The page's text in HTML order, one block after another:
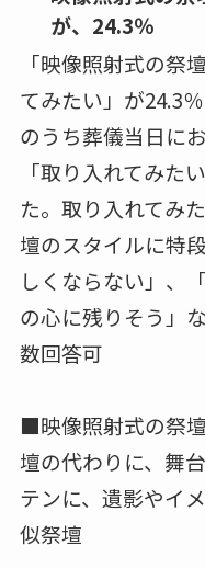
ロボット導師に
ある」が、95％
「ロボット導師に
て、「抵抗がある
る」理由の1位は
54％、2位は「実
るから」で43.9％
理的で低コストだ
宗教色が薄まりそ
※理由は複数回答可